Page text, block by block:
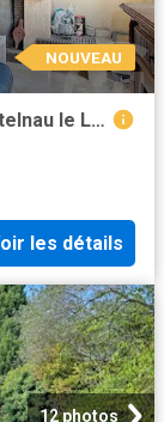
NOUVEAU
Vente Maison 5 pièces 151.33 m2 Castelnau le Lez
les détails
12 photos